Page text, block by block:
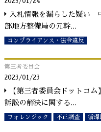
入札情報を漏らした疑い
部地方整備局の元幹...
コンプライアンス・法令違反
第三者委員会
2023/01/23
【第三者委員会ドットコ
訴訟の解決に関する ...
フォレンジック 不正調査 循環